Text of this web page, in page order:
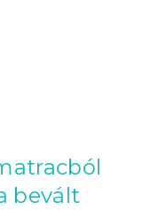
bevált